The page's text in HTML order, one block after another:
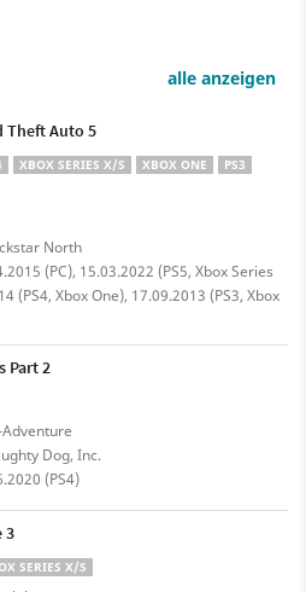
alle anzeigen
Theft Auto 5
XBOX SERIES X/S XBOX ONE
PS3
North
(PC), 15.03.2022 (PS5, Xbox Series
(PS4, Xbox One), 17.09.2013 (PS3, Xbox
Part 2
Dog, Inc.
(PS4)
3
SERIES X/S